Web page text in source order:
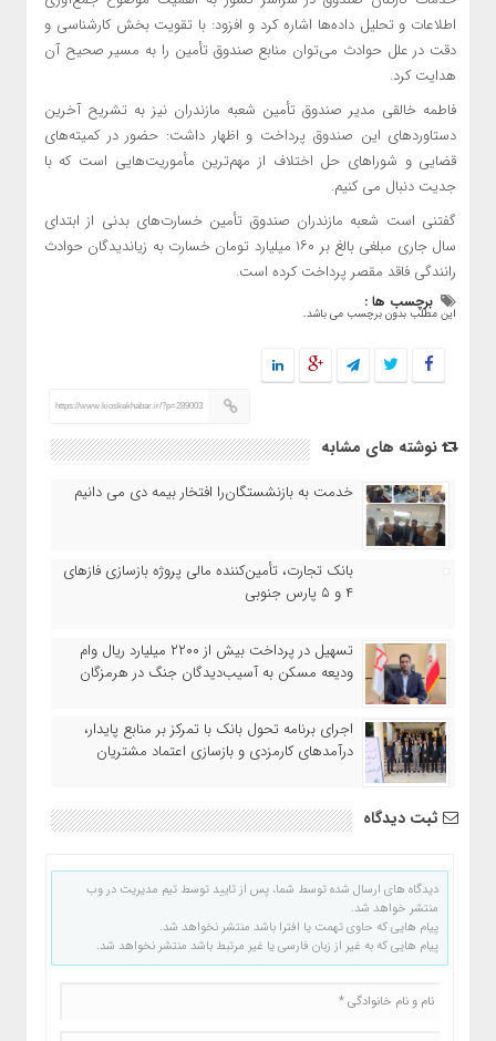
اطلاعات و تحلیل داده‌ها اشاره کرد و افزود: با تقویت بخش کارشناسی و
دقت در علل حوادث می‌توان منابع صندوق تأمین را به مسیر صحیح آن
هدایت کرد.
فاطمه خالقی مدیر صندوق تأمین شعبه مازندران نیز به تشریح آخرین
دستاوردهای این صندوق پرداخت و اظهار داشت: حضور در کمیته‌های
قضایی و شوراهای حل اختلاف از مهم‌ترین مأموریت‌هایی است که با
جدیت دنبال می کنیم.
گفتنی است شعبه مازندران صندوق تأمین خسارت‌های بدنی از ابتدای
سال جاری مبلغی بالغ بر ۱۶۰ میلیارد تومان خسارت به زیاندیدگان حوادث
رانندگی فاقد مقصر پرداخت کرده است.
برچسب ها :
این مطلب بدون برچسب می باشد.
https://www.kioskekhabar.ir/?p=289003
نوشته های مشابه
خدمت به بازنشستگان‌را افتخار بیمه دی می دانیم
بانک تجارت، تأمین‌کننده مالی پروژه بازسازی فازهای
۴ و ۵ پارس جنوبی
تسهیل در پرداخت بیش از ۲۲۰۰ میلیارد ریال وام
ودیعه مسکن به آسیب‌دیدگان جنگ در هرمزگان
اجرای برنامه تحول بانک با تمرکز بر منابع پایدار،
درآمدهای کارمزدی و بازسازی اعتماد مشتریان
ثبت دیدگاه
دیدگاه های ارسال شده توسط شما، پس از تایید توسط تیم مدیریت در وب
منتشر خواهد شد.
پیام هایی که حاوی تهمت یا افترا باشد منتشر نخواهد شد.
پیام هایی که به غیر از زبان فارسی یا غیر مرتبط باشد منتشر نخواهد شد.